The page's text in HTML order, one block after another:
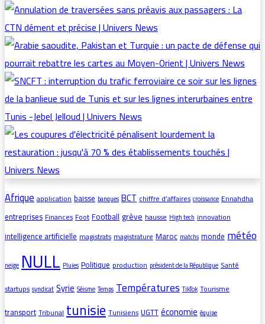
Afriqueapplicationbaisse banques BCTchiffre d’affaires croissance Ennahdha
entreprisesFinancesFootFootballgrèvehausse High tech innovation
intelligence artificiellemagistratsmagistratureMaroc matchs mondemétéo
neige NULL Pluies Politique production président de la République Santé
startups syndicat Syrie Séisme Temps Températures TikTok Tourisme
transportTribunaltunisieTunisiensUGTTéconomie équipe